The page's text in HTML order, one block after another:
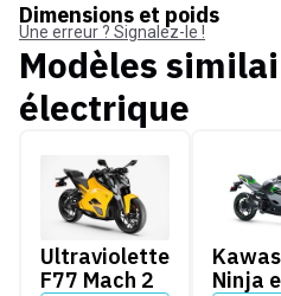
Dimensions et poids
Une erreur ? Signalez-le !
Modèles
électrique
Ultraviolette F77 Mach 2
Ultraviolette
F77 Mach 2
Ninja